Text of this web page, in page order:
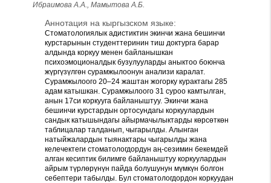
Ибраимова А.А., Мамытова А.Б.
Аннотация на кыргызском языке:
Стоматологиялык адистиктин экинчи жана бешинчи
курстарынын студенттеринин тиш доктурга барар
алдында коркуу менен байланышкан
психоэмоционалдык бузулууларды аныктоо боюнча
жүргүзүлгөн сурамжылоонун анализи каралат.
Сурамжылоого 20–24 жаштан жогорку курактагы 285
адам катышкан. Сурамжылоого 31 суроо камтылган,
анын 17си коркууга байланыштуу. Экинчи жана
бешинчи курстардын ортосундагы коркуулардын
сандык катышындагы айырмачылыктарды көрсөткөн
таблицалар талданып, чыгарылды. Алынган
натыйжалардын тыянактары чыгарылды жана
келечектеги стоматологдордун аң-сезимин бекемдей
алган кесиптик билимге байланыштуу коркуулардын
айрым түрлөрүнүн пайда болушунун мүмкүн болгон
себептери табылды. Бул стоматологдордон коркуудан